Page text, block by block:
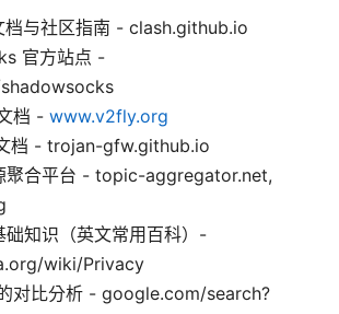
档与社区指南 - clash.github.io
官方站点 -
档 - www.v2fly.org
档 - trojan-gfw.github.io
聚合平台 - topic-aggregator.net,
础知识（英文常用百科）-
wiki/Privacy
对比分析 - google.com/search?